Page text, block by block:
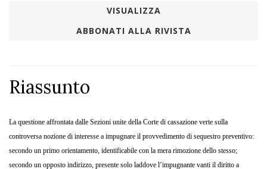
VISUALIZZA
ABBONATI ALLA RIVISTA
Riassunto
La questione affrontata dalle Sezioni unite della Corte di cassazione verte sulla
controversa nozione di interesse a impugnare il provvedimento di sequestro preventivo:
secondo un primo orientamento, identificabile con la mera rimozione dello stesso;
secondo un opposto indirizzo, presente solo laddove l’impugnante vanti il diritto a